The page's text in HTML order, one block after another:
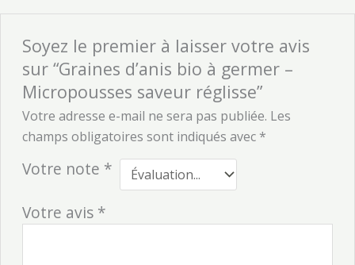
Soyez le premier à laisser votre avis
sur “Graines d’anis bio à germer –
Micropousses saveur réglisse”
Votre adresse e-mail ne sera pas publiée. Les
champs obligatoires sont indiqués avec *
Votre note *
Votre avis *